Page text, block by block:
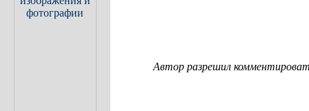
Автор разрешил